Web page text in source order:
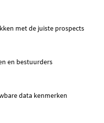
met de juiste prospects
en bestuurders
data kenmerken